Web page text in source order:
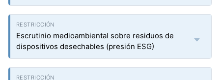
Escrutinio medioambiental sobre residuos de
dispositivos desechables (presión ESG)